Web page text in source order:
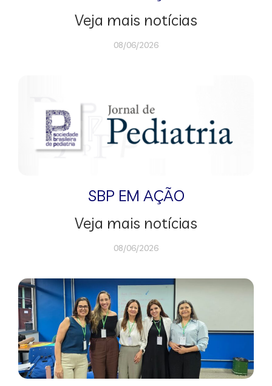
Veja mais notícias
08/06/2026
SBP EM AÇÃO
Veja mais notícias
08/06/2026